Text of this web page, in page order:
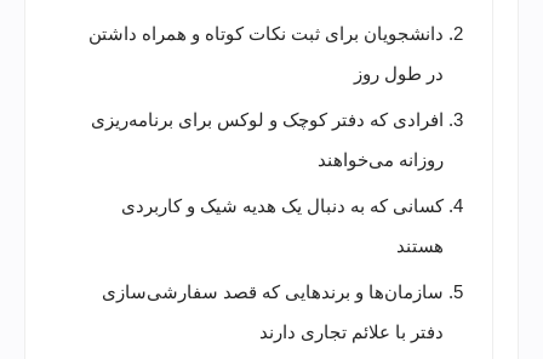
دانشجویان برای ثبت نکات کوتاه و همراه داشتن
در طول روز
افرادی که دفتر کوچک و لوکس برای برنامه‌ریزی
روزانه می‌خواهند
کسانی که به دنبال یک هدیه شیک و کاربردی
هستند
سازمان‌ها و برندهایی که قصد سفارشی‌سازی
دفتر با علائم تجاری دارند